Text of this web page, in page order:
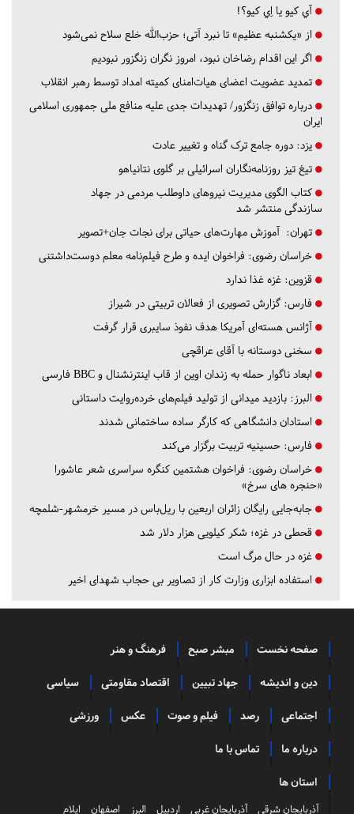
آي كيو يا اِي كيو؟!
از «یکشنبه عظیم» تا نبرد آتی؛ حزب‌الله خلع سلاح نمی‌شود
اگر این اقدام رضاخان نبود، امروز نگران زنگزور نبودیم
تمدید عضویت اعضای هیات‌امنای کمیته امداد توسط رهبر انقلاب
درباره توافق زنگزور/ تهدیدات جدی علیه منافع ملی جمهوری اسلامی
ایران
یزد: دوره جامع ترک گناه و تغییر عادت
تیغ تیز روزنامه‌نگاران اسرائیلی بر گلوی نتانیاهو
کتاب الگوی مدیریت نیروهای داوطلب مردمی در جهاد
سازندگی منتشر شد
تهران: آموزش مهارت‌های حیاتی برای نجات جان+تصویر
خراسان رضوی: فراخوان ایده و طرح فیلم‌نامه معلم دوست‌داشتنی
قزوین: غزه غذا ندارد
فارس: گزارش تصویری از فعالان تربیتی در شیراز
آژانس هسته‌ای آمریکا هدف نفوذ سایبری قرار گرفت
سخنی دوستانه با آقای عراقچی
ابعاد ناگوار حمله به زندان اوین از قاب اینترنشنال و BBC فارسی
البرز: بازدید میدانی از تولید فیلم‌های خرده‌روایت داستانی
استادان دانشگاهی که کارگر ساده ساختمانی شدند
فارس: حسینیه تربیت برگزار می‌کند
خراسان رضوی: فراخوان هشتمین کنگره سراسری شعر عاشورا
«حنجره های سرخ»
جابه‌جایی رایگان زائران اربعین با ریل‌باس در مسیر خرمشهر-شلمچه
قحطی در غزه؛ شکر کیلویی هزار دلار شد
غزه در حال مرگ است
استفاده ابزاری وزارت کار از تصاویر بی حجاب شهدای اخیر
صفحه نخست مبشر صبح فرهنگ و هنر
دین و اندیشه جهاد تبیین اقتصاد مقاومتی سیاسی
اجتماعی رصد فیلم و صوت عکس ورزشی
درباره ما تماس با ما
استان ها
آذربایجان شرقی آذربایجان غربی اردبیل البرز اصفهان ایلام